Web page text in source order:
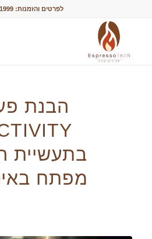
לפרטים והזמנות:
הבנת
בתעשיית
מפתח